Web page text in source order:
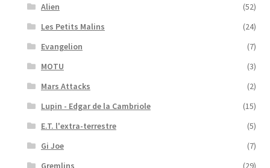
Alien
(52)
Les Petits Malins
(24)
Evangelion
(7)
MOTU
(3)
Mars Attacks
(2)
Lupin - Edgar de la Cambriole
(15)
E.T. l'extra-terrestre
(5)
Gi Joe
(7)
Gremlins
(29)